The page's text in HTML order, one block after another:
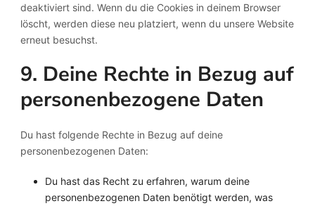
deaktiviert sind. Wenn du die Cookies in deinem Browser
löscht, werden diese neu platziert, wenn du unsere Website
erneut besuchst.
9. Deine Rechte in Bezug auf
personenbezogene Daten
Du hast folgende Rechte in Bezug auf deine
personenbezogenen Daten:
Du hast das Recht zu erfahren, warum deine
personenbezogenen Daten benötigt werden, was